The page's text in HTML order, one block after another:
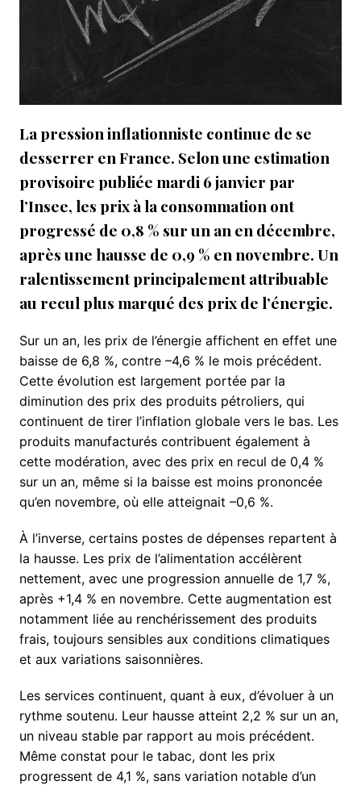
La pression inflationniste continue de se
desserrer en France. Selon une estimation
provisoire publiée mardi 6 janvier par
l’Insee, les prix à la consommation ont
progressé de 0,8 % sur un an en décembre,
après une hausse de 0,9 % en novembre. Un
ralentissement principalement attribuable
au recul plus marqué des prix de l’énergie.
Sur un an, les prix de l’énergie affichent en effet une
baisse de 6,8 %, contre –4,6 % le mois précédent.
Cette évolution est largement portée par la
diminution des prix des produits pétroliers, qui
continuent de tirer l’inflation globale vers le bas. Les
produits manufacturés contribuent également à
cette modération, avec des prix en recul de 0,4 %
sur un an, même si la baisse est moins prononcée
qu’en novembre, où elle atteignait –0,6 %.
À l’inverse, certains postes de dépenses repartent à
la hausse. Les prix de l’alimentation accélèrent
nettement, avec une progression annuelle de 1,7 %,
après +1,4 % en novembre. Cette augmentation est
notamment liée au renchérissement des produits
frais, toujours sensibles aux conditions climatiques
et aux variations saisonnières.
Les services continuent, quant à eux, d’évoluer à un
rythme soutenu. Leur hausse atteint 2,2 % sur un an,
un niveau stable par rapport au mois précédent.
Même constat pour le tabac, dont les prix
progressent de 4,1 %, sans variation notable d’un